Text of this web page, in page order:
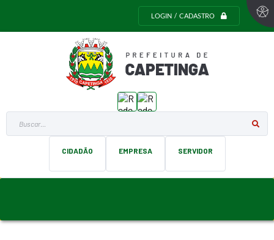
LOGIN / CADASTRO
Buscar...
CIDADÃO EMPRESA SERVIDOR